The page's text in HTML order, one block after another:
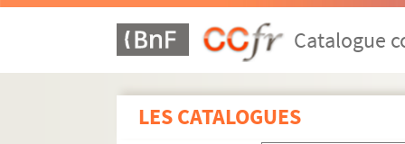
Catalogue
LES CATALOGUES